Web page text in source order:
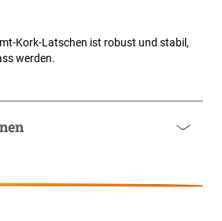
Kork-Latschen ist robust und stabil,
werden.